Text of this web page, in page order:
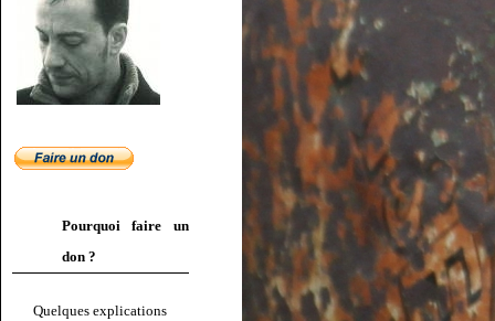
Pourquoi faire un
don ?
Quelques explications